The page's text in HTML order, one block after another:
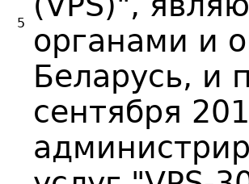
5
органами и
Беларусь, и
сентября